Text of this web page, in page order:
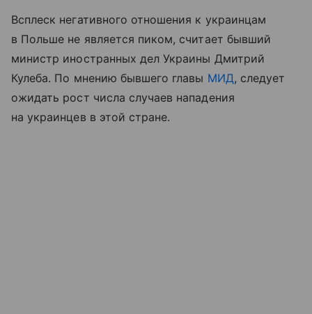
Всплеск негативного отношения к украинцам
в Польше не является пиком, считает бывший
министр иностранных дел Украины Дмитрий
Кулеба. По мнению бывшего главы МИД, следует
ожидать рост числа случаев нападения
на украинцев в этой стране.